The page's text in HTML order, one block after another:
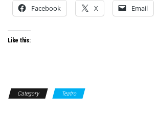
Facebook X Email
Like this:
Category Teatro